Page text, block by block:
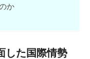
か
した国際情勢